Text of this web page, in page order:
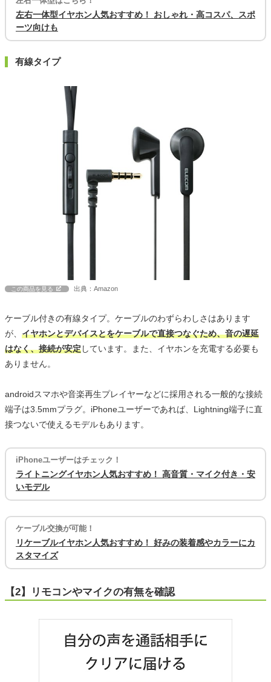
左右一体型イヤホン人気おすすめ！ おしゃれ・高コスパ、スポ
ーツ向けも
有線タイプ
この商品を見る 出典：Amazon
ケーブル付きの有線タイプ。ケーブルのわずらわしさはあります
が、 イヤホンとデバイスとをケーブルで直接つなぐため、音の遅延
はなく、接続が安定しています。また、イヤホンを充電する必要も
ありません。
androidスマホや音楽再生プレイヤーなどに採用される一般的な接続
端子は3.5mmプラグ。iPhoneユーザーであれば、Lightning端子に直
接つないで使えるモデルもあります。
iPhoneユーザーはチェック！
ライトニングイヤホン人気おすすめ！ 高音質・マイク付き・安
いモデル
ケーブル交換が可能！
リケーブルイヤホン人気おすすめ！ 好みの装着感やカラーにカ
スタマイズ
【2】リモコンやマイクの有無を確認